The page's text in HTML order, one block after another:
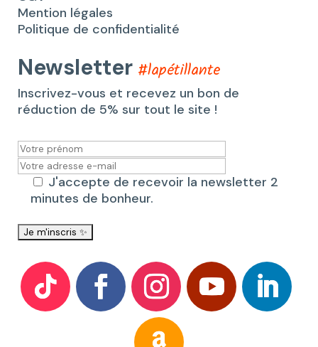
Mention légales
Politique de confidentialité
Newsletter #lapétillante
Inscrivez-vous et recevez un bon de
réduction de 5% sur tout le site !
J'accepte de recevoir la newsletter 2
minutes de bonheur.